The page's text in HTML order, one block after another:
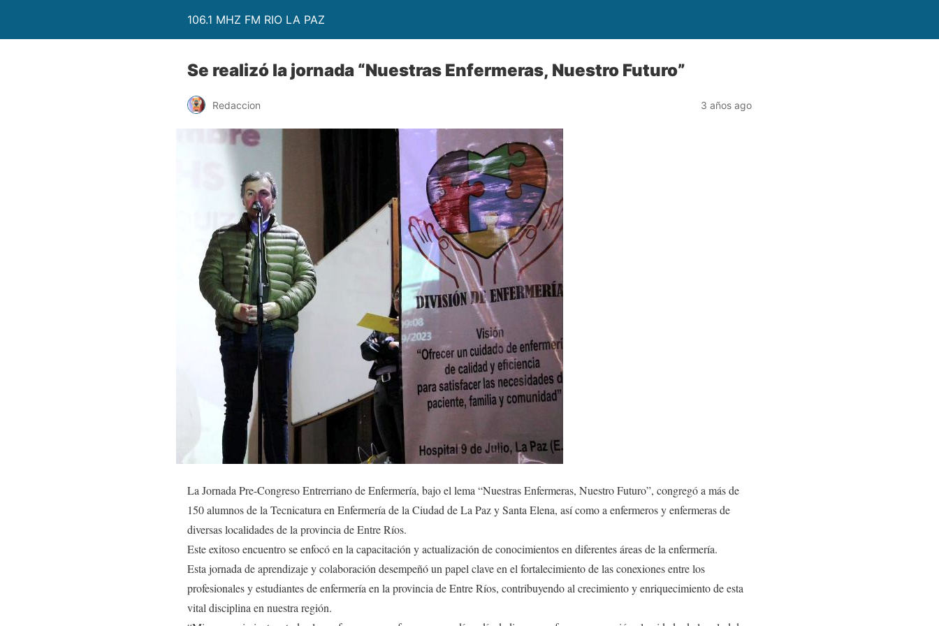
106.1 MHZ FM RIO LA PAZ
Se realizó la jornada “Nuestras Enfermeras, Nuestro Futuro”
Redaccion 3 años ago
La Jornada Pre-Congreso Entrerriano de Enfermería, bajo el lema “Nuestras Enfermeras, Nuestro Futuro”, congregó a más de
150 alumnos de la Tecnicatura en Enfermería de la Ciudad de La Paz y Santa Elena, así como a enfermeros y enfermeras de
diversas localidades de la provincia de Entre Ríos.
Este exitoso encuentro se enfocó en la capacitación y actualización de conocimientos en diferentes áreas de la enfermería.
Esta jornada de aprendizaje y colaboración desempeñó un papel clave en el fortalecimiento de las conexiones entre los
profesionales y estudiantes de enfermería en la provincia de Entre Ríos, contribuyendo al crecimiento y enriquecimiento de esta
vital disciplina en nuestra región.